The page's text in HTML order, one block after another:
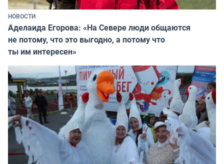
НОВОСТИ
Аделаида Егорова: «На Севере люди общаются
не потому, что это выгодно, а потому что
ты им интересен»